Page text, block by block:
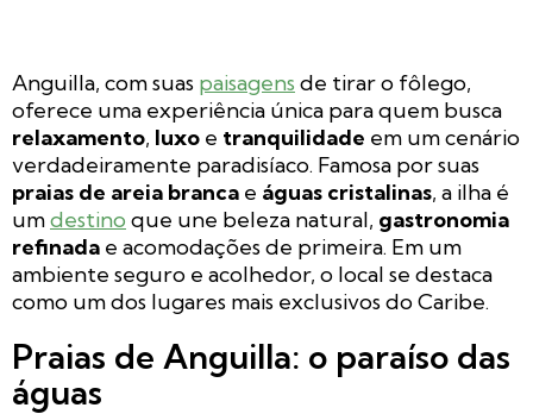
Anguilla, com suas paisagens de tirar o fôlego,
oferece uma experiência única para quem busca
relaxamento, luxo e tranquilidade em um cenário
verdadeiramente paradisíaco. Famosa por suas
praias de areia branca e águas cristalinas, a ilha é
umdestino que une beleza natural, gastronomia
refinada e acomodações de primeira. Em um
ambiente seguro e acolhedor, o local se destaca
como um dos lugares mais exclusivos do Caribe.
Praias de Anguilla: o paraíso das
águas